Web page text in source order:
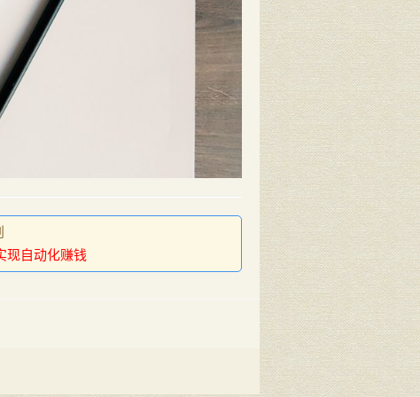
现自动化赚钱